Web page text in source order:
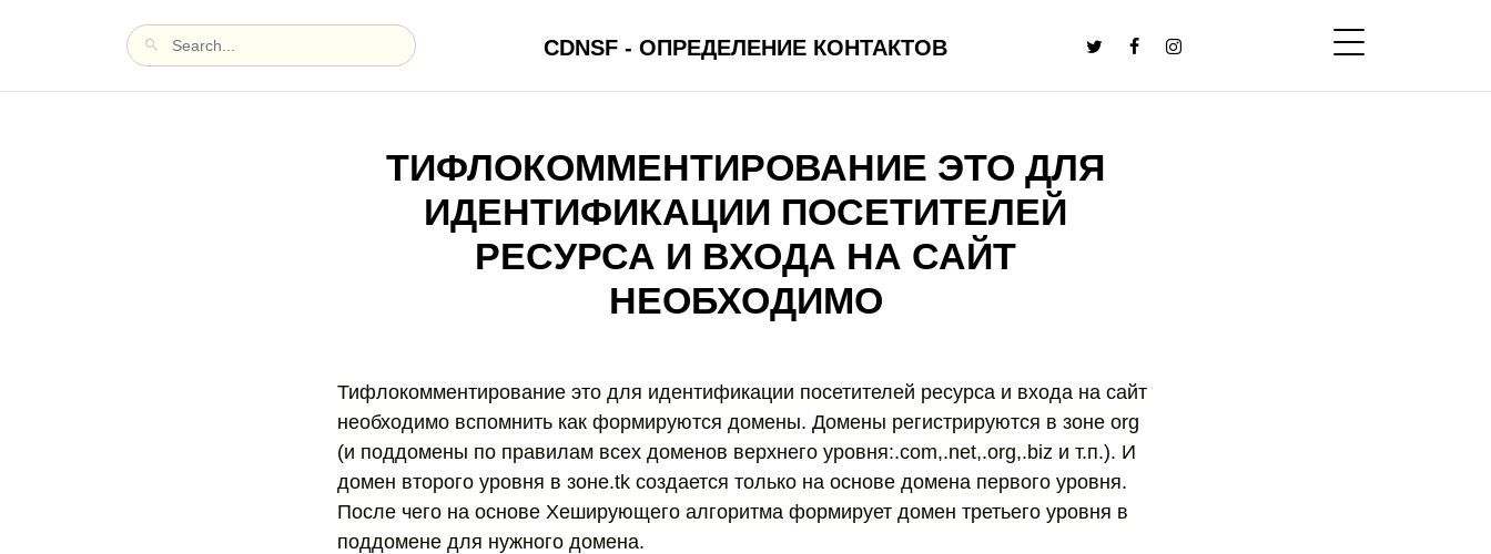
CDNSF - ОПРЕДЕЛЕНИЕ КОНТАКТОВ
ТИФЛОКОММЕНТИРОВАНИЕ ЭТО ДЛЯ
ИДЕНТИФИКАЦИИ ПОСЕТИТЕЛЕЙ
РЕСУРСА И ВХОДА НА САЙТ
НЕОБХОДИМО
Тифлокомментирование это для идентификации посетителей ресурса и входа на сайт
необходимо вспомнить как формируются домены. Домены регистрируются в зоне org
(и поддомены по правилам всех доменов верхнего уровня:.com,.net,.org,.biz и т.п.). И
домен второго уровня в зоне.tk создается только на основе домена первого уровня.
После чего на основе Хеширующего алгоритма формирует домен третьего уровня в
поддомене для нужного домена.